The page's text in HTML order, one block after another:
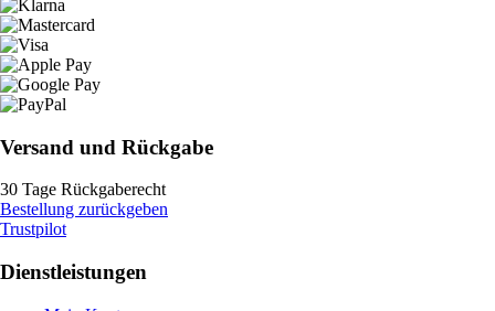
Versand und Rückgabe
30 Tage Rückgaberecht
Bestellung zurückgeben
Trustpilot
Dienstleistungen